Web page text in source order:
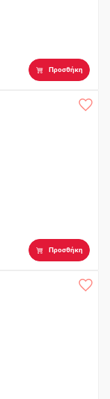
Προσθήκη
Προσθήκη